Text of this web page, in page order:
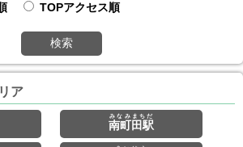
TOPアクセス順
検索
ア
南町田駅
みなみまちだ